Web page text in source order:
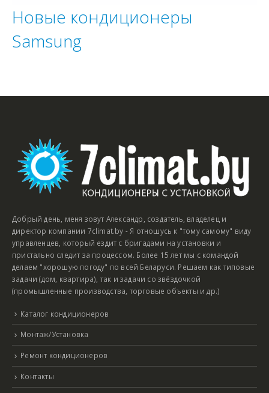
Новые кондиционеры
Samsung
Добрый день, меня зовут Александр, создатель, владелец и
директор компании 7climat.by - Я отношусь к "тому самому" виду
управленцев, который ездит с бригадами на установки и
пристально следит за процессом. Более 15 лет мы с командой
делаем "хорошую погоду" по всей Беларуси. Решаем как типовые
задачи (дом, квартира), так и задачи со звёздочкой
(промышленные производства, торговые объекты и др.)
Каталог кондиционеров
Монтаж/Установка
Ремонт кондиционеров
Контакты